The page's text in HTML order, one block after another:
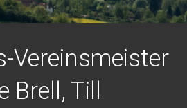
Vereinsmeister
Brell, Till